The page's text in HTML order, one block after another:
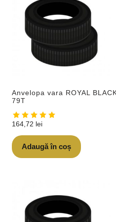
Anvelopa vara ROYAL
79T
164,72 lei
Adaugă în coș